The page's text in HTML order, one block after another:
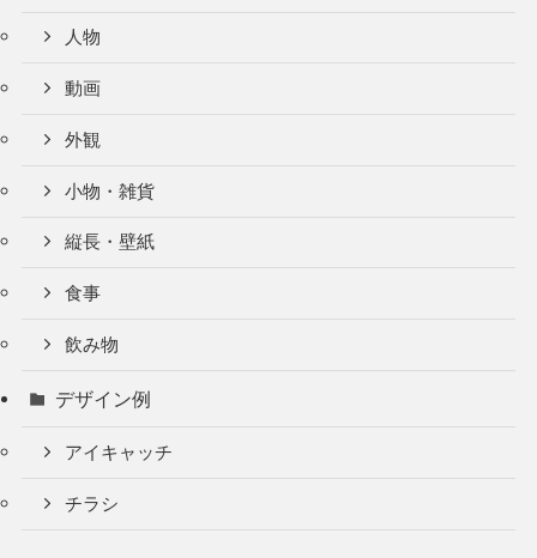
人物
動画
外観
小物・雑貨
縦長・壁紙
食事
飲み物
デザイン例
アイキャッチ
チラシ